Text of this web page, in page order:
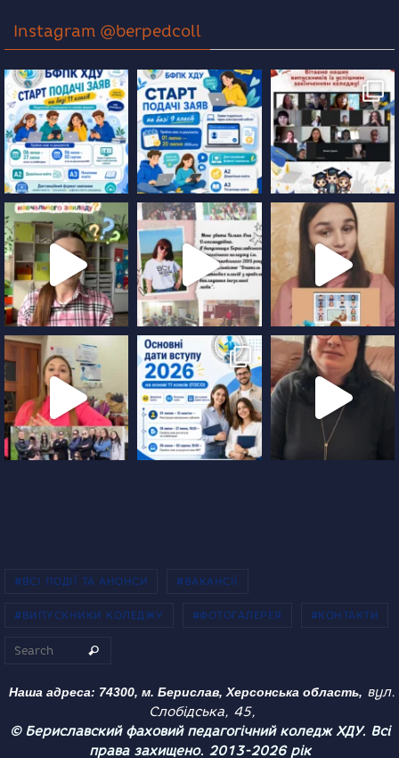
Instagram @berpedcoll
#ВСІ ПОДІЇ ТА АНОНСИ #ВАКАНСІЇ
#ВИПУСКНИКИ КОЛЕДЖУ #ФОТОГАЛЕРЕЯ #КОНТАКТИ
Search
Наша адреса: 74300, м. Берислав, Херсонська область, вул.
Слобідська, 45,
© Бериславский фаховий педагогічний коледж ХДУ. Всі
права захищено. 2013-2026 рік